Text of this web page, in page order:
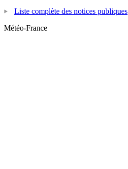
Liste complète des notices publiques
Météo-France